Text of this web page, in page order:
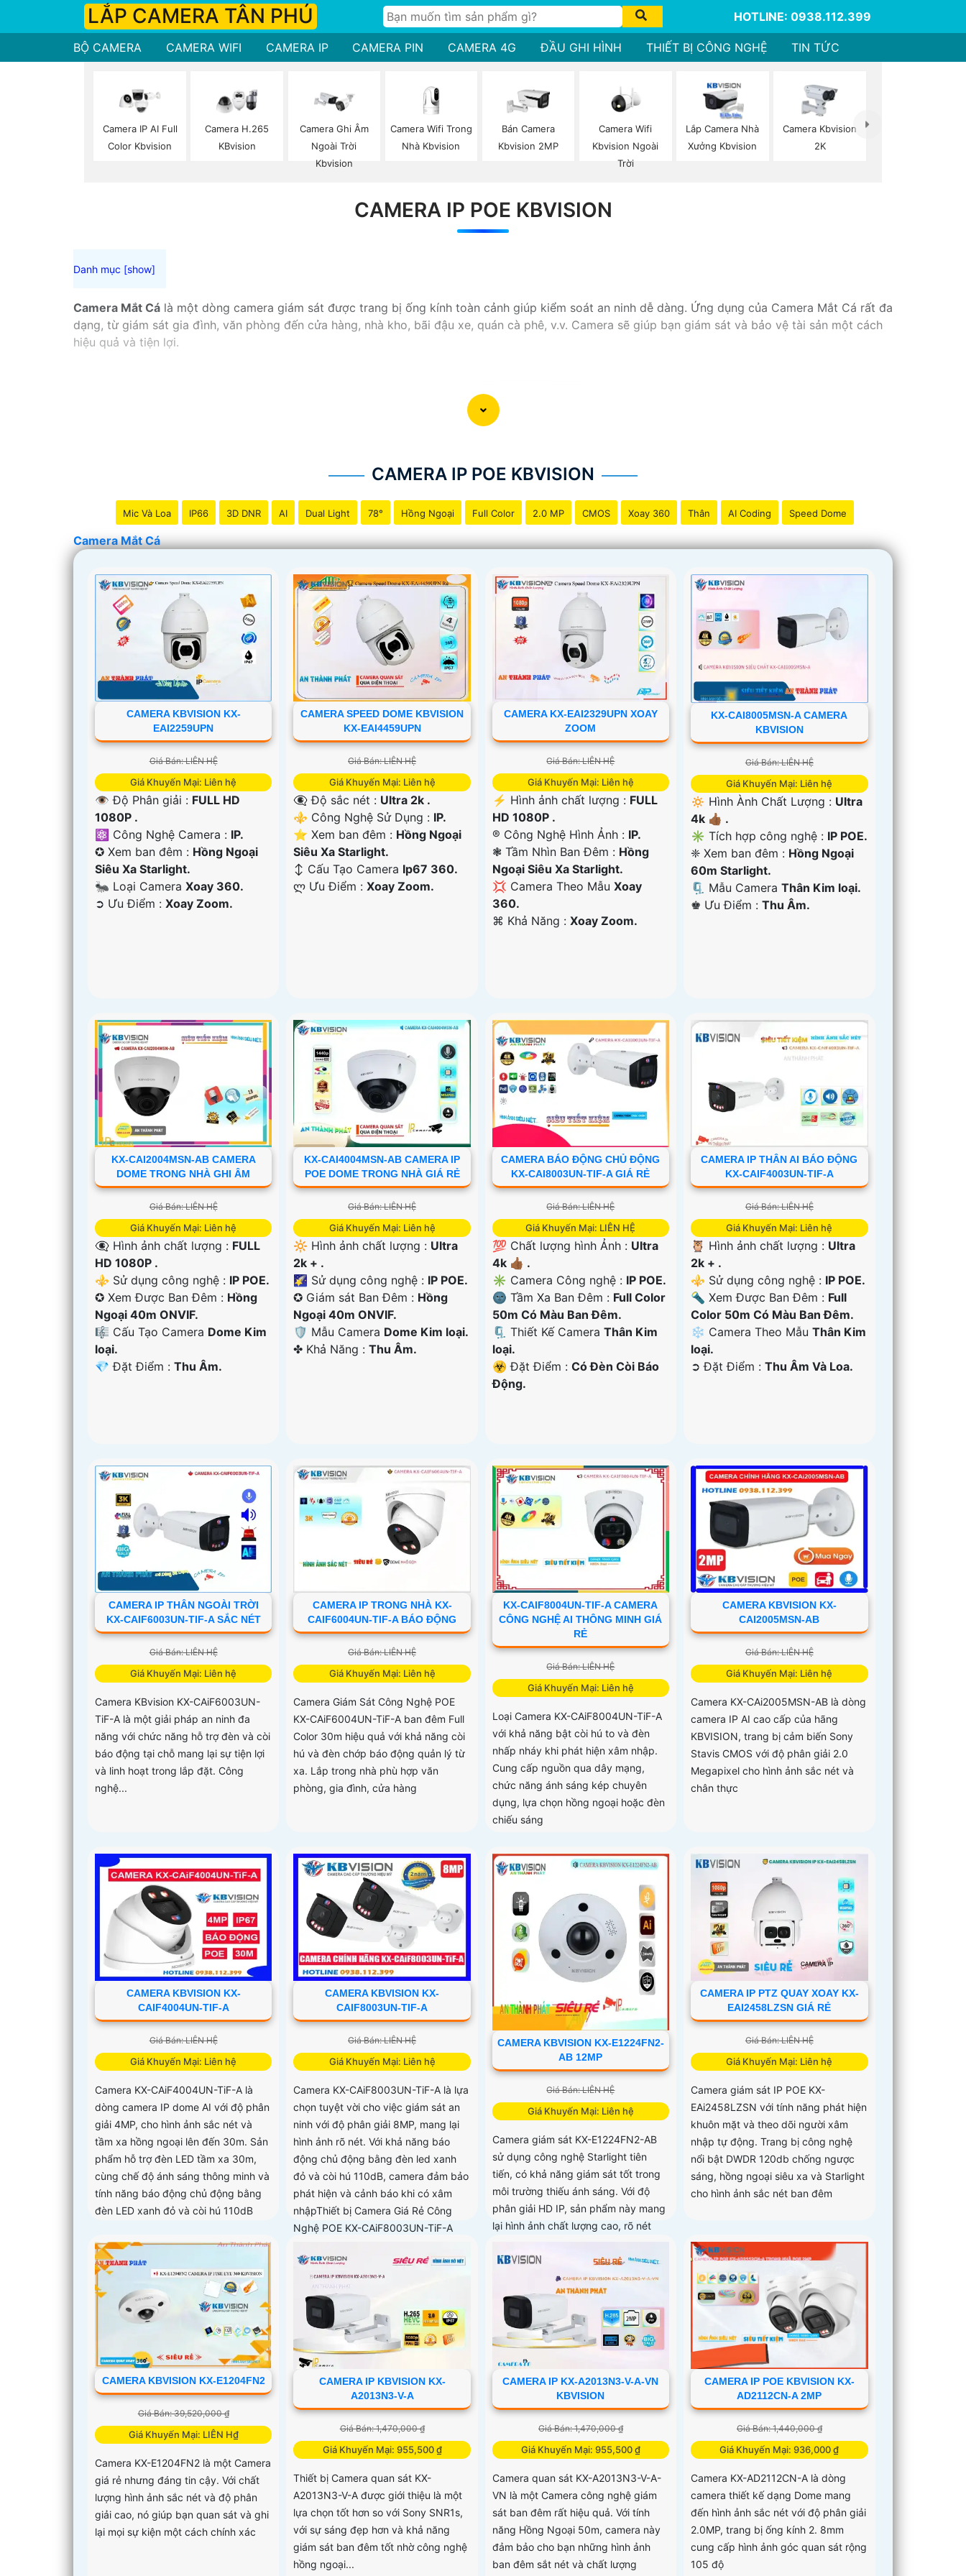
LẮP CAMERA TÂN PHÚ HOTLINE: 0938.112.399
BỘ CAMERA CAMERA WIFI CAMERA IP CAMERA PIN CAMERA 4G ĐẦU GHI HÌNH THIẾT BỊ CÔNG NGHỆ TIN TỨC
Camera IP AI Full
Color Kbvision
Camera H.265
KBvision
Camera Ghi Âm
Ngoài Trời
Kbvision
Camera Wifi Trong
Nhà Kbvision
Bán Camera
Kbvision 2MP
Camera Wifi
Kbvision Ngoài
Trời
Lắp Camera Nhà
Xưởng Kbvision
Camera Kbvision
2K
CAMERA IP POE KBVISION
Camera Mắt Cá là một dòng camera giám sát được trang bị ống kính toàn cảnh giúp kiểm soát an ninh dễ dàng. Ứng dụng của Camera Mắt Cá rất đa
dạng, từ giám sát gia đình, văn phòng đến cửa hàng, nhà kho, bãi đậu xe, quán cà phê, v.v. Camera sẽ giúp bạn giám sát và bảo vệ tài sản một cách
hiệu quả và tiện lợi.
CAMERA IP POE KBVISION
Mic Và Loa IP66 3D DNR AI Dual Light 78° Hồng Ngoại Full Color 2.0 MP CMOS Xoay 360 Thân AI Coding Speed Dome
Camera Mắt Cá
CAMERA KBVISION KX-
EAI2259UPN
Giá Bán: LIÊN HỆ
Giá Khuyến Mại: Liên hệ
👁 Độ Phân giải : FULL HD
1080P .
⚛️ Công Nghệ Camera : IP.
✪ Xem ban đêm : Hồng Ngoại
Siêu Xa Starlight.
🐜 Loại Camera Xoay 360.
️➲ Ưu Điểm : Xoay Zoom.
CAMERA SPEED DOME KBVISION
KX-EAI4459UPN
Giá Bán: LIÊN HỆ
Giá Khuyến Mại: Liên hệ
👁️‍🗨 Độ sắc nét : Ultra 2k .
⚜️ Công Nghệ Sử Dụng : IP.
⭐ Xem ban đêm : Hồng Ngoại
Siêu Xa Starlight.
↕️ Cấu Tạo Camera Ip67 360.
️ლ Ưu Điểm :Xoay Zoom.
CAMERA KX-EAI2329UPN XOAY
ZOOM
Giá Bán: LIÊN HỆ
Giá Khuyến Mại: Liên hệ
️⚡ Hình ảnh chất lượng : FULL
HD 1080P .
®️ Công Nghệ Hình Ảnh : IP.
❃ Tầm Nhìn Ban Đêm : Hồng
Ngoại Siêu Xa Starlight.
💢 Camera Theo Mẫu Xoay
360.
️⌘ Khả Năng : Xoay Zoom.
KX-CAI8005MSN-A CAMERA
KBVISION
Giá Bán: LIÊN HỆ
Giá Khuyến Mại: Liên hệ
🔅 Hình Ành Chất Lượng : Ultra
4k 👍🏾 .
✳️ Tích hợp công nghệ : IP POE.
❈ Xem ban đêm : Hồng Ngoại
60m Starlight.
🗜️ Mẫu CameraThân Kim loại.
️♚ Ưu Điểm :Thu Âm.
KX-CAI2004MSN-AB CAMERA
DOME TRONG NHÀ GHI ÂM
Giá Bán: LIÊN HỆ
Giá Khuyến Mại: Liên hệ
👁️‍🗨 Hình ảnh chất lượng : FULL
HD 1080P .
⚜️ Sử dụng công nghệ : IP POE.
✪ Xem Được Ban Đêm : Hồng
Ngoại 40m ONVIF.
🎼️ Cấu Tạo Camera Dome Kim
loại.
️💎 Đặt Điểm : Thu Âm.
KX-CAI4004MSN-AB CAMERA IP
POE DOME TRONG NHÀ GIÁ RẺ
Giá Bán: LIÊN HỆ
Giá Khuyến Mại: Liên hệ
🔆 Hình ảnh chất lượng : Ultra
2k + .
🌠 Sử dụng công nghệ : IP POE.
✪ Giám sát Ban Đêm : Hồng
Ngoại 40m ONVIF.
🛡 Mẫu Camera Dome Kim loại.
️✤ Khả Năng :Thu Âm.
CAMERA BÁO ĐỘNG CHỦ ĐỘNG
KX-CAI8003UN-TIF-A GIÁ RẺ
Giá Bán: LIÊN HỆ
Giá Khuyến Mại: LIÊN HỆ
💯 Chất lượng hình Ảnh : Ultra
4k 👍🏾 .
✳️ Camera Công nghệ : IP POE.
🌚 Tầm Xa Ban Đêm : Full Color
50m Có Màu Ban Ðêm.
🗜️ Thiết Kế Camera Thân Kim
loại.
️☣️ Đặt Điểm : Có Ðèn Còi Báo
Động.
CAMERA IP THÂN AI BÁO ĐỘNG
KX-CAIF4003UN-TIF-A
Giá Bán: LIÊN HỆ
Giá Khuyến Mại: Liên hệ
🦉 Hình ảnh chất lượng : Ultra
2k + .
⚜️ Sử dụng công nghệ : IP POE.
🔦 Xem Được Ban Đêm : Full
Color 50m Có Màu Ban Ðêm.
❄ Camera Theo MẫuThân Kim
loại.
️➲ Đặt Điểm :Thu Âm Và Loa.
CAMERA IP THÂN NGOÀI TRỜI
KX-CAIF6003UN-TIF-A SẮC NÉT
Giá Bán: LIÊN HỆ
Giá Khuyến Mại: Liên hệ
Camera KBvision KX-CAiF6003UN-
TiF-A là một giải pháp an ninh đa
năng với chức năng hỗ trợ đèn và còi
báo động tại chỗ mang lại sự tiện lợi
và linh hoạt trong lắp đặt. Công
nghệ...
CAMERA IP TRONG NHÀ KX-
CAIF6004UN-TIF-A BÁO ĐỘNG
Giá Bán: LIÊN HỆ
Giá Khuyến Mại: Liên hệ
Camera Giám Sát Công Nghệ POE
KX-CAiF6004UN-TiF-A ban đêm Full
Color 30m hiệu quả với khả năng còi
hú và đèn chớp báo động quản lý từ
xa. Lắp trong nhà phù hợp văn
phòng, gia đình, cửa hàng
KX-CAIF8004UN-TIF-A CAMERA
CÔNG NGHỆ AI THÔNG MINH GIÁ
RẺ
Giá Bán: LIÊN HỆ
Giá Khuyến Mại: Liên hệ
Loại Camera KX-CAiF8004UN-TiF-A
với khả năng bật còi hú to và đèn
nhấp nháy khi phát hiện xâm nhập.
Cung cấp nguồn qua dây mạng,
chức năng ánh sáng kép chuyên
dụng, lựa chọn hồng ngoại hoặc đèn
chiếu sáng
CAMERA KBVISION KX-
CAI2005MSN-AB
Giá Bán: LIÊN HỆ
Giá Khuyến Mại: Liên hệ
Camera KX-CAi2005MSN-AB là dòng
camera IP AI cao cấp của hãng
KBVISION, trang bị cảm biến Sony
Stavis CMOS với độ phân giải 2.0
Megapixel cho hình ảnh sắc nét và
chân thực
CAMERA KBVISION KX-
CAIF4004UN-TIF-A
Giá Bán: LIÊN HỆ
Giá Khuyến Mại: Liên hệ
Camera KX-CAiF4004UN-TiF-A là
dòng camera IP dome AI với độ phân
giải 4MP, cho hình ảnh sắc nét và
tầm xa hồng ngoại lên đến 30m. Sản
phẩm hỗ trợ đèn LED tầm xa 30m,
cùng chế độ ánh sáng thông minh và
tính năng báo động chủ động bằng
đèn LED xanh đỏ và còi hú 110dB
CAMERA KBVISION KX-
CAIF8003UN-TIF-A
Giá Bán: LIÊN HỆ
Giá Khuyến Mại: Liên hệ
Camera KX-CAiF8003UN-TiF-A là lựa
chọn tuyệt vời cho việc giám sát an
ninh với độ phân giải 8MP, mang lại
hình ảnh rõ nét. Với khả năng báo
động chủ động bằng đèn led xanh
đỏ và còi hú 110dB, camera đảm bảo
phát hiện và cảnh báo khi có xâm
nhậpThiết bị Camera Giá Rẻ Công
Nghệ POE KX-CAiF8003UN-TiF-A
Và Loa rõ ràng để mang lại trải
nghiệm hình ảnh và âm thanh tốt
nhất
CAMERA KBVISION KX-E1224FN2-
AB 12MP
Giá Bán: LIÊN HỆ
Giá Khuyến Mại: Liên hệ
Camera giám sát KX-E1224FN2-AB
sử dụng công nghệ Starlight tiên
tiến, có khả năng giám sát tốt trong
môi trường thiếu ánh sáng. Với độ
phân giải HD IP, sản phẩm này mang
lại hình ảnh chất lượng cao, rõ nét
CAMERA IP PTZ QUAY XOAY KX-
EAI2458LZSN GIÁ RẺ
Giá Bán: LIÊN HỆ
Giá Khuyến Mại: Liên hệ
Camera giám sát IP POE KX-
EAi2458LZSN với tính năng phát hiện
khuôn mặt và theo dõi người xâm
nhập tự động. Trang bị công nghệ
nổi bật DWDR 120db chống ngược
sáng, hồng ngoại siêu xa và Starlight
cho hình ảnh sắc nét ban đêm
CAMERA KBVISION KX-E1204FN2
Giá Bán: 39,520,000 ₫
Giá Khuyến Mại: LIÊN H₫
Camera KX-E1204FN2 là một Camera
giá rẻ nhưng đáng tin cậy. Với chất
lượng hình ảnh sắc nét và độ phân
giải cao, nó giúp bạn quan sát và ghi
lại mọi sự kiện một cách chính xác
CAMERA IP KBVISION KX-
A2013N3-V-A
Giá Bán: 1,470,000 ₫
Giá Khuyến Mại: 955,500 ₫
Thiết bị Camera quan sát KX-
A2013N3-V-A được giới thiệu là một
lựa chọn tốt hơn so với Sony SNR1s,
với sự sáng đẹp hơn và khả năng
giám sát ban đêm tốt nhờ công nghệ
hồng ngoại...
CAMERA IP KX-A2013N3-V-A-VN
KBVISION
Giá Bán: 1,470,000 ₫
Giá Khuyến Mại: 955,500 ₫
Camera quan sát KX-A2013N3-V-A-
VN là một Camera công nghệ giám
sát ban đêm rất hiệu quả. Với tính
năng Hồng Ngoại 50m, camera này
đảm bảo cho bạn những hình ảnh
ban đêm sắt nét và chất lượng
CAMERA IP POE KBVISION KX-
AD2112CN-A 2MP
Giá Bán: 1,440,000 ₫
Giá Khuyến Mại: 936,000 ₫
Camera KX-AD2112CN-A là dòng
camera thiết kế dạng Dome mang
đến hình ảnh sắc nét với độ phân giải
2.0MP, trang bị ống kính 2. 8mm
cung cấp hình ảnh góc quan sát rộng
105 độ